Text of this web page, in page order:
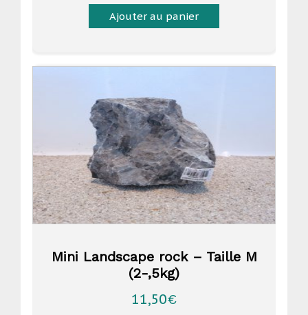
Ajouter au panier
Mini Landscape rock – Taille M
(2-,5kg)
11,50€